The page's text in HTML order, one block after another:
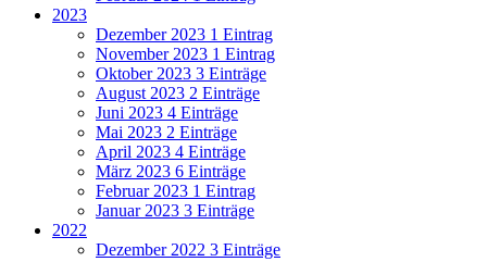
2023
Dezember 2023 1 Eintrag
November 2023 1 Eintrag
Oktober 2023 3 Einträge
August 2023 2 Einträge
Juni 2023 4 Einträge
Mai 2023 2 Einträge
April 2023 4 Einträge
März 2023 6 Einträge
Februar 2023 1 Eintrag
Januar 2023 3 Einträge
2022
Dezember 2022 3 Einträge